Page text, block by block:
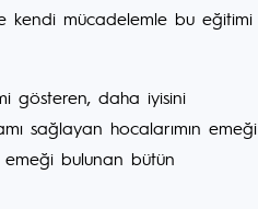
kendi mücadelemle bu eğitimi
gösteren, daha iyisini
sağlayan hocalarımın emeği
emeği bulunan bütün